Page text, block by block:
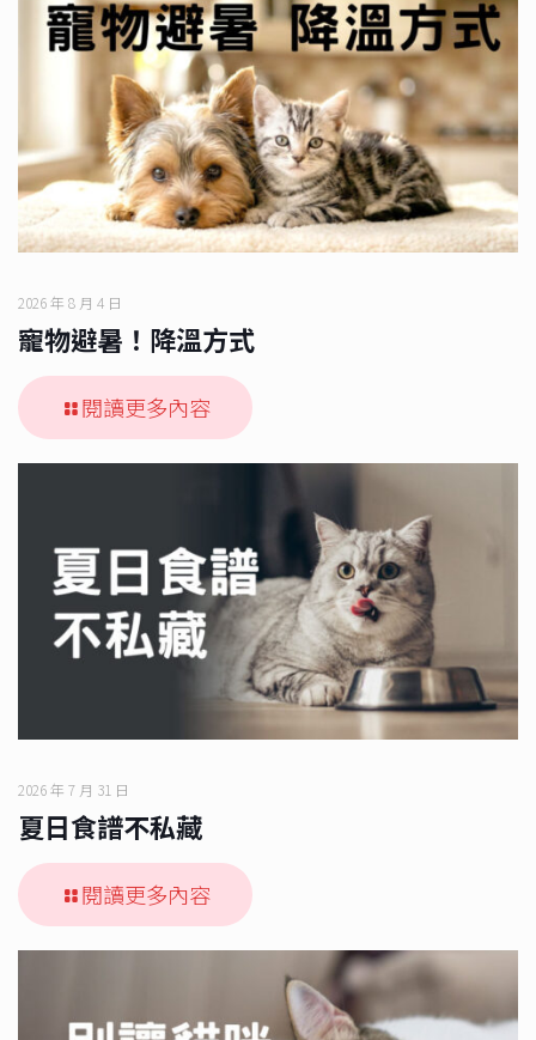
2026 年 8 月 4 日
寵物避暑！降溫方式
閱讀更多內容
2026 年 7 月 31 日
夏日食譜不私藏
閱讀更多內容